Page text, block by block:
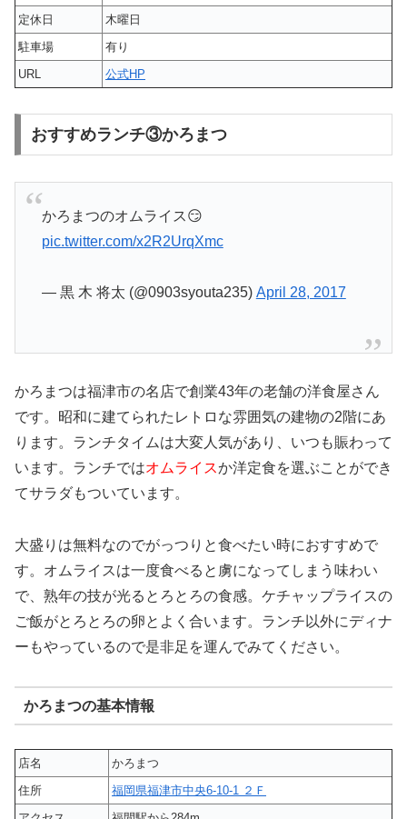
定休日
木曜日
駐車場
有り
URL
公式HP
おすすめランチ③かろまつ
かろまつのオムライス😏
pic.twitter.com/x2R2UrqXmc
— 黒 木 将太 (@0903syouta235) April 28, 2017
かろまつは福津市の名店で創業43年の老舗の洋食屋さん
です。昭和に建てられたレトロな雰囲気の建物の2階にあ
ります。ランチタイムは大変人気があり、いつも賑わって
います。ランチではオムライスか洋定食を選ぶことができ
てサラダもついています。
大盛りは無料なのでがっつりと食べたい時におすすめで
す。オムライスは一度食べると虜になってしまう味わい
で、熟年の技が光るとろとろの食感。ケチャップライスの
ご飯がとろとろの卵とよく合います。ランチ以外にディナ
ーもやっているので是非足を運んでみてください。
かろまつの基本情報
店名
かろまつ
住所
福岡県福津市中央6-10-1 ２Ｆ